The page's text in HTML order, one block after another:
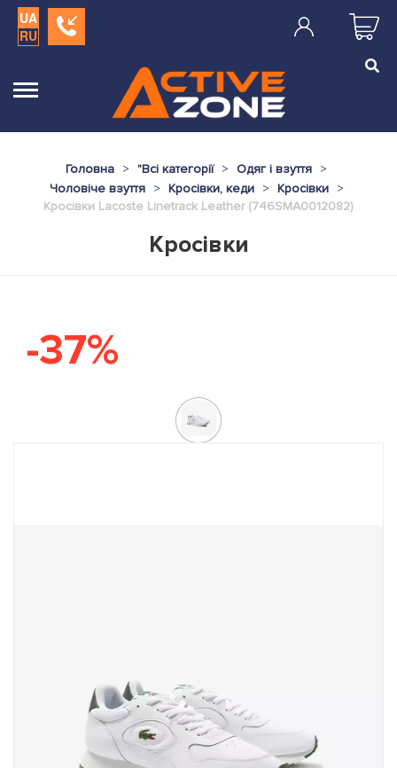
UA
RU
Головна "Всі категорії
Одяг і взуття
Чоловіче взуття
Кросівки, кеди
Кросівки
Кросівки Lacoste Linetrack Leather (746SMA0012082)
Кросівки
-37%